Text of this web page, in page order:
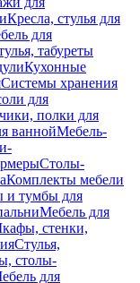
Кресла, стулья для
для
табуреты
Кухонные
Системы хранения
для
полки для
ваннойМебель-
Столы-
Комплекты мебели
и тумбы для
Мебель для
стенки,
Стулья,
столы-
для